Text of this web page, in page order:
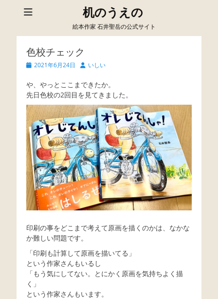
机のうえの
絵本作家 石井聖岳の公式サイト
色校チェック
Posted2021年6月24日 Authorいしい
や、やっとここまできたか。
先日色校の2回目を見てきました。
印刷の事をどこまで考えて原画を描くのかは、なかな
か難しい問題です。
「印刷も計算して原画を描いてる」
という作家さんもいるし
「もう気にしてない。とにかく原画を気持ちよく描
く」
という作家さんもいます。